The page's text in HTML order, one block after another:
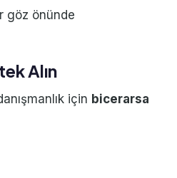
göz önünde
Alın
için bicerarsa